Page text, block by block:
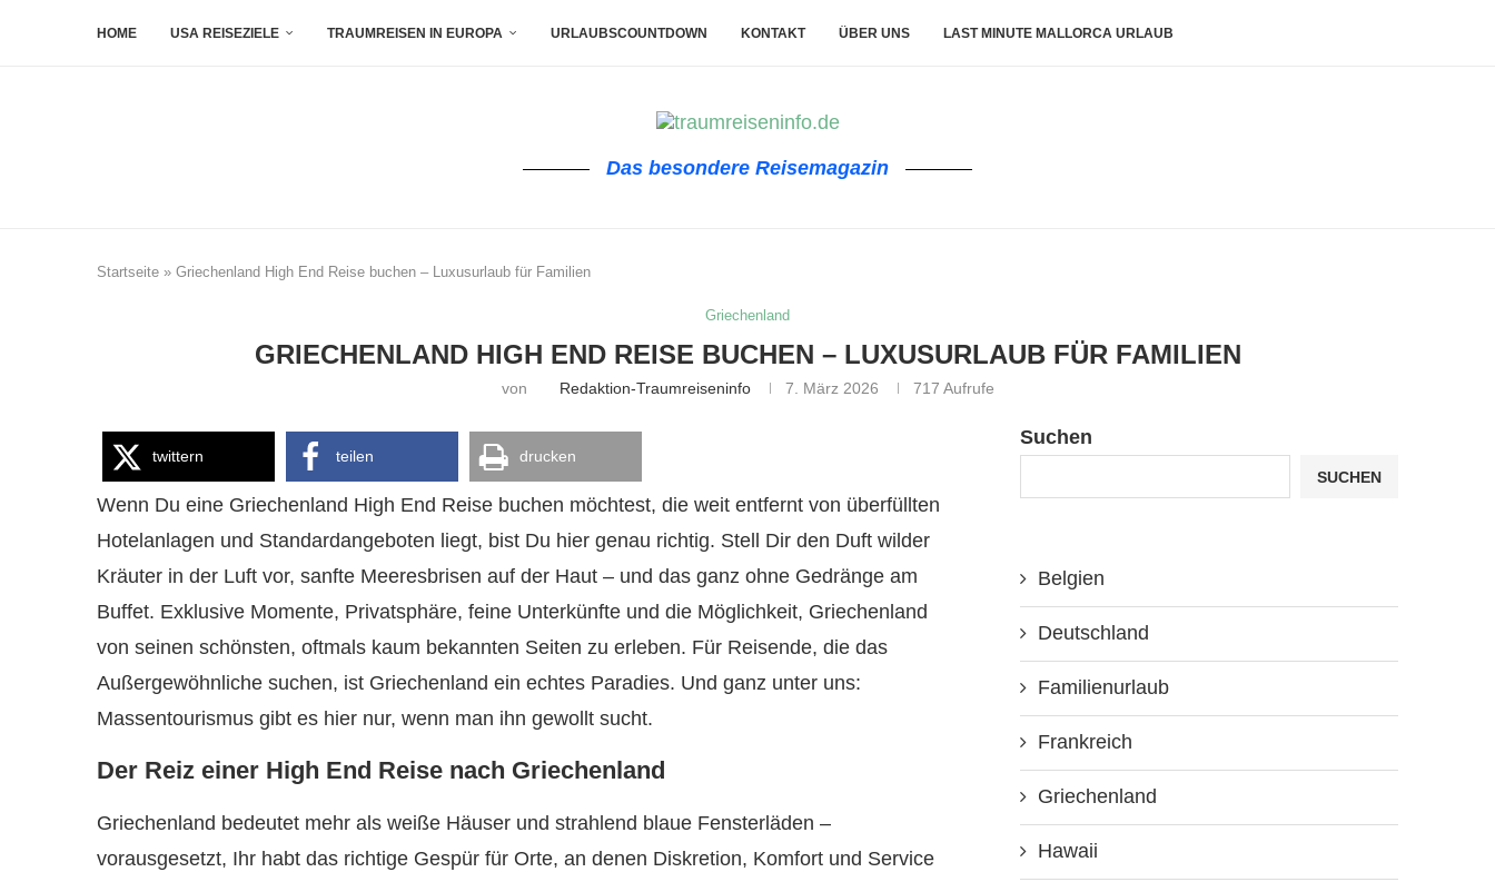
HOME USA REISEZIELE TRAUMREISEN IN EUROPA URLAUBSCOUNTDOWN KONTAKT ÜBER UNS LAST MINUTE MALLORCA URLAUB
Das besondere Reisemagazin
Startseite » Griechenland High End Reise buchen – Luxusurlaub für Familien
Griechenland
GRIECHENLAND HIGH END REISE BUCHEN – LUXUSURLAUB FÜR FAMILIEN
von Redaktion-Traumreiseninfo 7. März 2026 717 Aufrufe
twittern teilen drucken
Wenn Du eine Griechenland High End Reise buchen möchtest, die weit entfernt von überfüllten
Hotelanlagen und Standardangeboten liegt, bist Du hier genau richtig. Stell Dir den Duft wilder
Kräuter in der Luft vor, sanfte Meeresbrisen auf der Haut – und das ganz ohne Gedränge am
Buffet. Exklusive Momente, Privatsphäre, feine Unterkünfte und die Möglichkeit, Griechenland
von seinen schönsten, oftmals kaum bekannten Seiten zu erleben. Für Reisende, die das
Außergewöhnliche suchen, ist Griechenland ein echtes Paradies. Und ganz unter uns:
Massentourismus gibt es hier nur, wenn man ihn gewollt sucht.
Der Reiz einer High End Reise nach Griechenland
Griechenland bedeutet mehr als weiße Häuser und strahlend blaue Fensterläden –
vorausgesetzt, Ihr habt das richtige Gespür für Orte, an denen Diskretion, Komfort und Service
Suchen
SUCHEN
Belgien
Deutschland
Familienurlaub
Frankreich
Griechenland
Hawaii